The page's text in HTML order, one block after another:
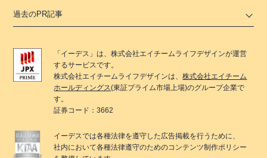
過去のPR記事
「 イーデス 」は、株式会社エイチームライフデザインが運営
するサービスです。
株式会社エイチームライフデザインは、株式会社エイチーム
ホールディングス(東証プライム市場上場)のグループ企業で
す。
証券コード：3662
イーデスでは各種法律を遵守した広告掲載を行うために、
社内において各種法律遵守のためのコンテンツ制作ポリシー